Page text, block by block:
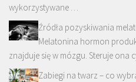
wykorzystywane …
Źródła pozyskiwania
Melatonina hormon
znajduje się w mózgu. Steruje
Zabiegi na twarz – co